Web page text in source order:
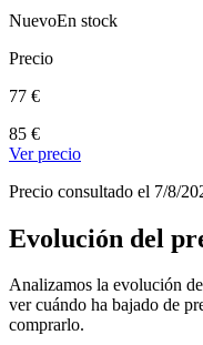
NuevoEn stock
Precio
77 €
85 €
Ver precio
Precio consultado el 7/8/
Evolución del
Analizamos la evolución
ver cuándo ha bajado de
comprarlo.